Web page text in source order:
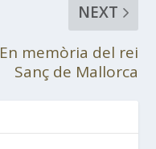
NEXT
En memòria del rei
Sanç de Mallorca